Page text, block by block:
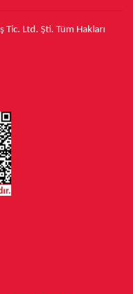
Ltd. Şti. Tüm Hakları